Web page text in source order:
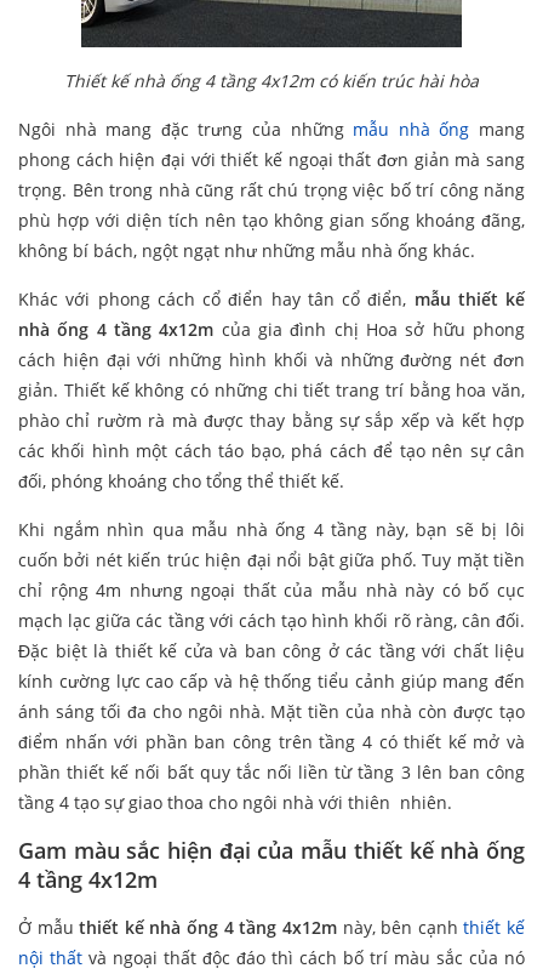
Thiết kế nhà ống 4 tầng 4x12m có kiến trúc hài hòa
Ngôi nhà mang đặc trưng của những mẫu nhà ống mang
phong cách hiện đại với thiết kế ngoại thất đơn giản mà sang
trọng. Bên trong nhà cũng rất chú trọng việc bố trí công năng
phù hợp với diện tích nên tạo không gian sống khoáng đãng,
không bí bách, ngột ngạt như những mẫu nhà ống khác.
Khác với phong cách cổ điển hay tân cổ điển, mẫu thiết kế
nhà ống 4 tầng 4x12m của gia đình chị Hoa sở hữu phong
cách hiện đại với những hình khối và những đường nét đơn
giản. Thiết kế không có những chi tiết trang trí bằng hoa văn,
phào chỉ rườm rà mà được thay bằng sự sắp xếp và kết hợp
các khối hình một cách táo bạo, phá cách để tạo nên sự cân
đối, phóng khoáng cho tổng thể thiết kế.
Khi ngắm nhìn qua mẫu nhà ống 4 tầng này, bạn sẽ bị lôi
cuốn bởi nét kiến trúc hiện đại nổi bật giữa phố. Tuy mặt tiền
chỉ rộng 4m nhưng ngoại thất của mẫu nhà này có bố cục
mạch lạc giữa các tầng với cách tạo hình khối rõ ràng, cân đối.
Đặc biệt là thiết kế cửa và ban công ở các tầng với chất liệu
kính cường lực cao cấp và hệ thống tiểu cảnh giúp mang đến
ánh sáng tối đa cho ngôi nhà. Mặt tiền của nhà còn được tạo
điểm nhấn với phần ban công trên tầng 4 có thiết kế mở và
phần thiết kế nối bất quy tắc nối liền từ tầng 3 lên ban công
tầng 4 tạo sự giao thoa cho ngôi nhà với thiên nhiên.
Gam màu sắc hiện đại của mẫu thiết kế nhà ống
4 tầng 4x12m
Ở mẫuthiết kế nhà ống 4 tầng 4x12mnày, bên cạnhthiết kế
nội thất và ngoại thất độc đáo thì cách bố trí màu sắc của nó